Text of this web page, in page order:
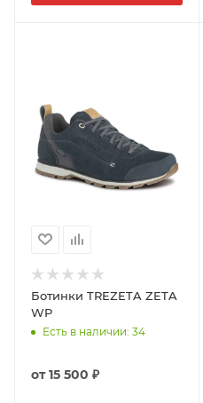
Ботинки TREZETA ZETA
WP
Есть в наличии: 34
от15 500 ₽